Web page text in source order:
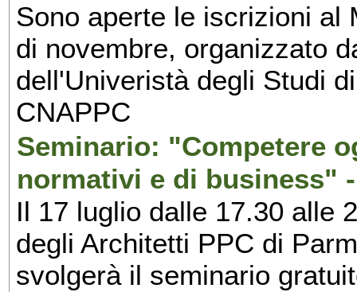
Sono aperte le iscrizioni al
di novembre, organizzato
dell'Univeristà degli Studi
CNAPPC
Seminario: "Competere
normativi e di business"
Il 17 luglio dalle 17.30 alle
degli Architetti PPC di
svolgerà il seminario